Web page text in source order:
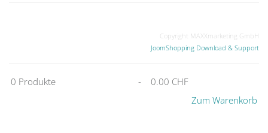
Copyright MAXXmarketing GmbH
JoomShopping Download & Support
0 Produkte -
0.00 CHF
Zum Warenkorb